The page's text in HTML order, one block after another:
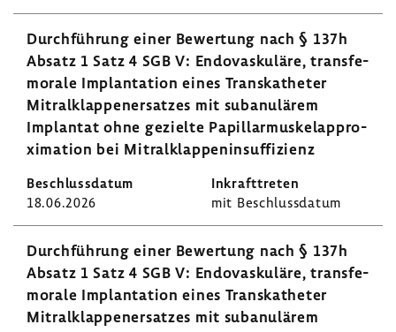
Durch­füh­rung einer Bewer­tung nach § 137h
Absatz 1 Satz 4 SGB V: Endo­vas­ku­läre, trans­fe­
mo­rale Implan­ta­tion eines Trans­ka­theter
Mitral­klap­pen­er­satzes mit suba­nu­lärem
Implantat ohne gezielte Papillar­mus­kel­ap­pro­
xi­ma­tion bei Mitral­klap­pen­in­suf­fi­zienz
18.06.2026 mit Beschluss­datum
Durch­füh­rung einer Bewer­tung nach § 137h
Absatz 1 Satz 4 SGB V: Endo­vas­ku­läre, trans­fe­
mo­rale Implan­ta­tion eines Trans­ka­theter
Mitral­klap­pen­er­satzes mit suba­nu­lärem